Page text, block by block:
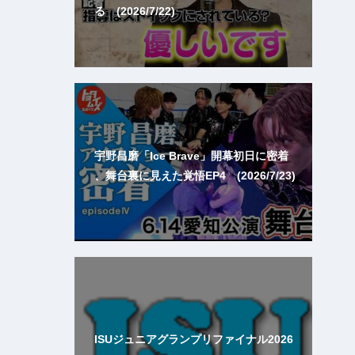
る (2026/7/22)
宇野昌磨「Ice Brave」開幕初日に密着
、舞台裏に見えた覚悟EP4 (2026/7/23)
ISUジュニアグランプリファイナル2026